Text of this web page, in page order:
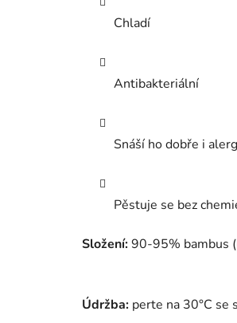
Chladí
Antibakteriální
Snáší ho dobře i
Pěstuje se bez
Složení:90-95% bambus
Údržba: perte na 30°C